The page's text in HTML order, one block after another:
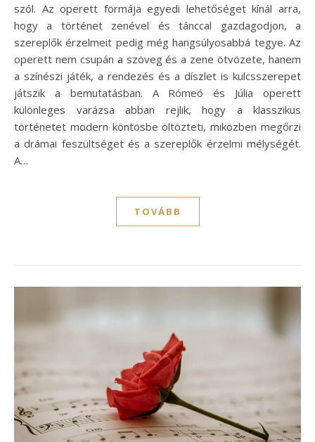
szól. Az operett formája egyedi lehetőséget kínál arra,
hogy a történet zenével és tánccal gazdagodjon, a
szereplők érzelmeit pedig még hangsúlyosabbá tegye. Az
operett nem csupán a szöveg és a zene ötvözete, hanem
a színészi játék, a rendezés és a díszlet is kulcsszerepet
játszik a bemutatásban. A Rómeó és Júlia operett
különleges varázsa abban rejlik, hogy a klasszikus
történetet modern köntösbe öltözteti, miközben megőrzi
a drámai feszültséget és a szereplők érzelmi mélységét.
A…
TOVÁBB